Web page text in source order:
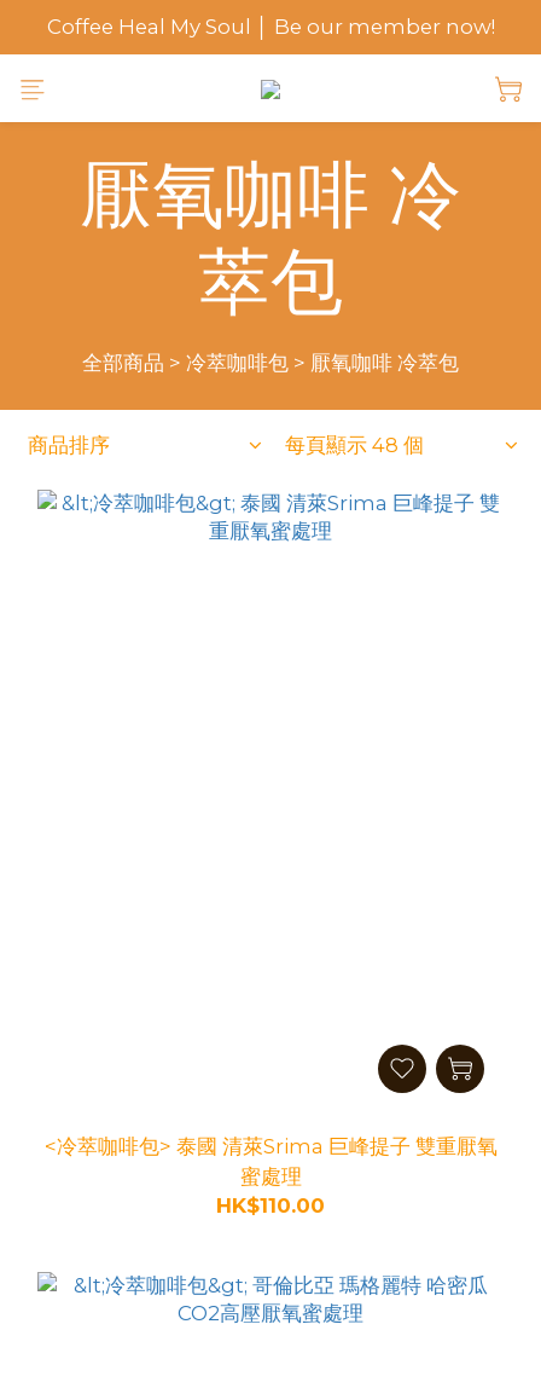
Coffee Heal My Soul │ Be our member now!
厭氧咖啡 冷
萃包
全部商品 > 冷萃咖啡包 > 厭氧咖啡 冷萃包
商品排序 每頁顯示 48 個
<冷萃咖啡包> 泰國 清萊Srima 巨峰提子 雙重厭氧
蜜處理
HK$110.00